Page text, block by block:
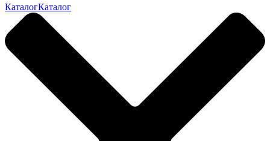
КаталогКаталог